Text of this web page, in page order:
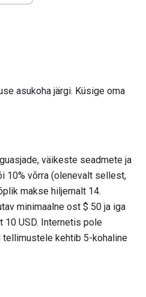
asukoha järgi. Küsige oma
väikeste seadmete ja
10% võrra (olenevalt sellest,
makse hiljemalt 14.
minimaalne ost $ 50 ja iga
10 USD. Internetis pole
tellimustele kehtib 5-kohaline